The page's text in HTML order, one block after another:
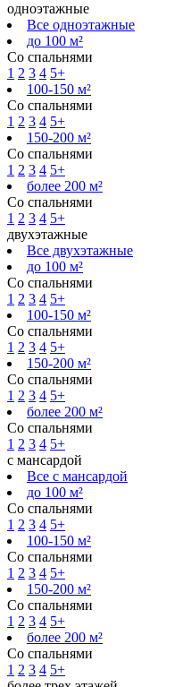
одноэтажные
Все одноэтажные
до 100 м²
Со спальнями
1 2 3 4 5+
100-150 м²
Со спальнями
1 2 3 4 5+
150-200 м²
Со спальнями
1 2 3 4 5+
более 200 м²
Со спальнями
1 2 3 4 5+
двухэтажные
Все двухэтажные
до 100 м²
Со спальнями
1 2 3 4 5+
100-150 м²
Со спальнями
1 2 3 4 5+
150-200 м²
Со спальнями
1 2 3 4 5+
более 200 м²
Со спальнями
1 2 3 4 5+
с мансардой
Все с мансардой
до 100 м²
Со спальнями
1 2 3 4 5+
100-150 м²
Со спальнями
1 2 3 4 5+
150-200 м²
Со спальнями
1 2 3 4 5+
более 200 м²
Со спальнями
1 2 3 4 5+